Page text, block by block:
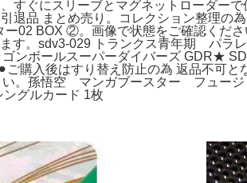
すぐにスリーブとマグネットローダー
退品 まとめ売り。コレクション整理の
ー02 BOX ②。画像で状態をご確認くだ
す。sdv3-029 トランクス青年期 パラ
ンボールスーパーダイバーズ GDR★
購入後はすり替え防止の為 返品不可
。孫悟空 マンガブースター フュー
ングルカード 1枚